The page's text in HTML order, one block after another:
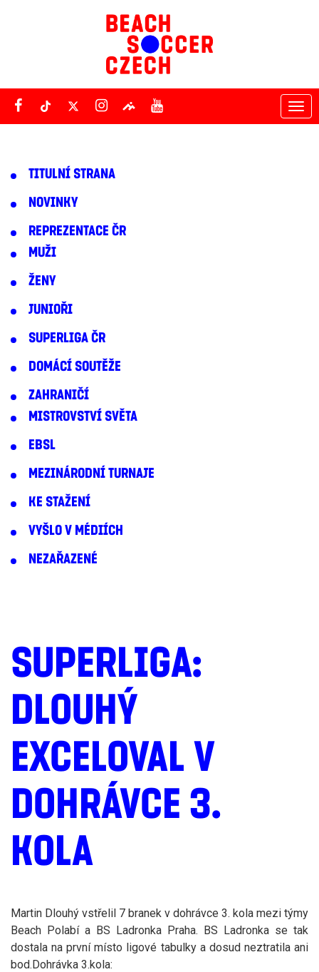
TITULNÍ STRANA
NOVINKY
REPREZENTACE ČR
MUŽI
ŽENY
JUNIOŘI
SUPERLIGA ČR
DOMÁCÍ SOUTĚŽE
ZAHRANIČÍ
MISTROVSTVÍ SVĚTA
EBSL
MEZINÁRODNÍ TURNAJE
KE STAŽENÍ
VYŠLO V MÉDIÍCH
NEZAŘAZENÉ
SUPERLIGA:
DLOUHÝ
EXCELOVAL V
DOHRÁVCE 3.
KOLA
Martin Dlouhý vstřelil 7 branek v dohrávce 3. kola mezi týmy
Beach Polabí a BS Ladronka Praha. BS Ladronka se tak
dostala na první místo ligové tabulky a dosud neztratila ani
bod.Dohrávka 3.kola: